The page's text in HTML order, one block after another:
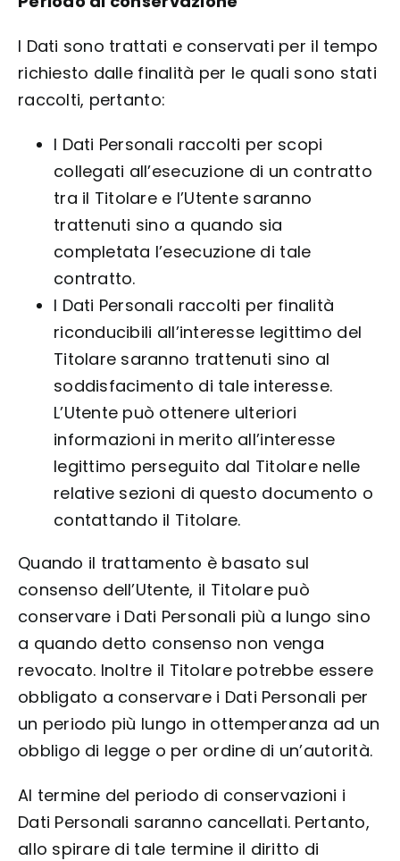
I Dati sono trattati e conservati per il tempo
richiesto dalle finalità per le quali sono stati
raccolti, pertanto:
I Dati Personali raccolti per scopi
collegati all’esecuzione di un contratto
tra il Titolare e l’Utente saranno
trattenuti sino a quando sia
completata l’esecuzione di tale
contratto.
I Dati Personali raccolti per finalità
riconducibili all’interesse legittimo del
Titolare saranno trattenuti sino al
soddisfacimento di tale interesse.
L’Utente può ottenere ulteriori
informazioni in merito all’interesse
legittimo perseguito dal Titolare nelle
relative sezioni di questo documento o
contattando il Titolare.
Quando il trattamento è basato sul
consenso dell’Utente, il Titolare può
conservare i Dati Personali più a lungo sino
a quando detto consenso non venga
revocato. Inoltre il Titolare potrebbe essere
obbligato a conservare i Dati Personali per
un periodo più lungo in ottemperanza ad un
obbligo di legge o per ordine di un’autorità.
Al termine del periodo di conservazioni i
Dati Personali saranno cancellati. Pertanto,
allo spirare di tale termine il diritto di